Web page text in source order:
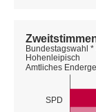
SPD
Bundestagswahl
Hohenleipisch
Amtliches